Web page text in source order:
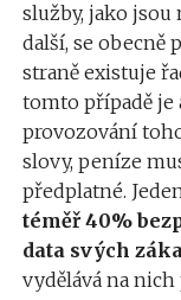
služby, jako jsou
další, se obecně
straně existuje
tomto případě je
provozování
slovy, peníze
předplatné.
téměř 40%
data svých
vydělává na nich